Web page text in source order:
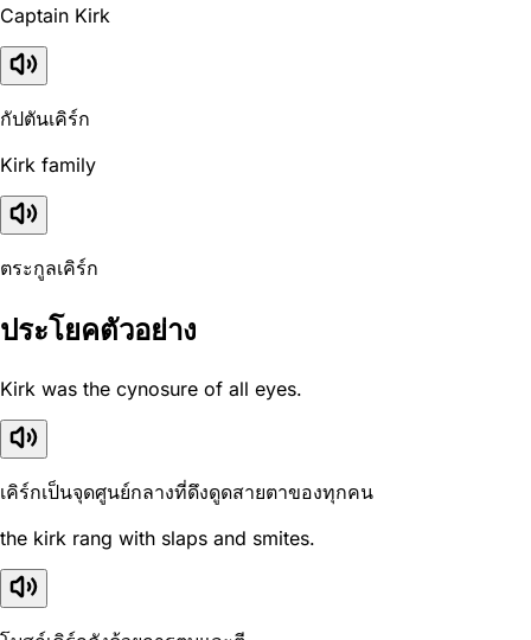
Captain Kirk
กัปตันเคิร์ก
Kirk family
ตระกูลเคิร์ก
ประโยคตัวอย่าง
Kirk was the cynosure of all eyes.
เคิร์กเป็นจุดศูนย์กลางที่ดึงดูดสายตาของทุกคน
the kirk rang with slaps and smites.